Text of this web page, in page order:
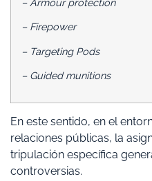
– Firepower
– Targeting Pods
– Guided munitions
En este sentido, en el
relaciones públicas, la
tripulación específica
controversias.